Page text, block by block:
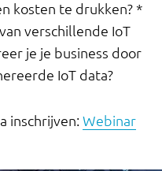
kosten te drukken? *
verschillende IoT
je je business door
IoT data?
inschrijven: Webinar